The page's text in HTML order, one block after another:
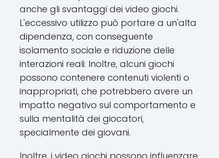
anche gli svantaggi dei video giochi.
L'eccessivo utilizzo può portare a un'alta
dipendenza, con conseguente
isolamento sociale e riduzione delle
interazioni reali. Inoltre, alcuni giochi
possono contenere contenuti violenti o
inappropriati, che potrebbero avere un
impatto negativo sul comportamento e
sulla mentalità dei giocatori,
specialmente dei giovani.